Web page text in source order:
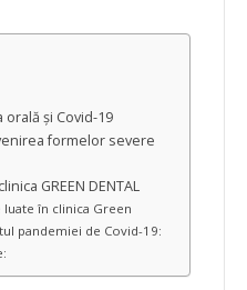
și Covid-19
formelor severe
GREEN DENTAL
luate în clinica Green
pandemiei de Covid-19: